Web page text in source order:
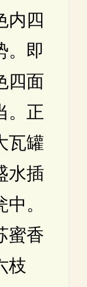
内四
。即
四面
。正
瓦罐
水插
。
蜜香
枝